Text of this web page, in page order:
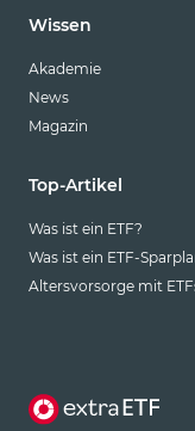
Wissen
Akademie
News
Magazin
Top-Artikel
Was ist ein ETF?
Was ist ein ETF-
Altersvorsorge mit